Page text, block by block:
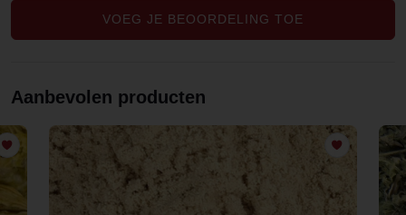
VOEG JE BEOORDELING TOE
Aanbevolen producten